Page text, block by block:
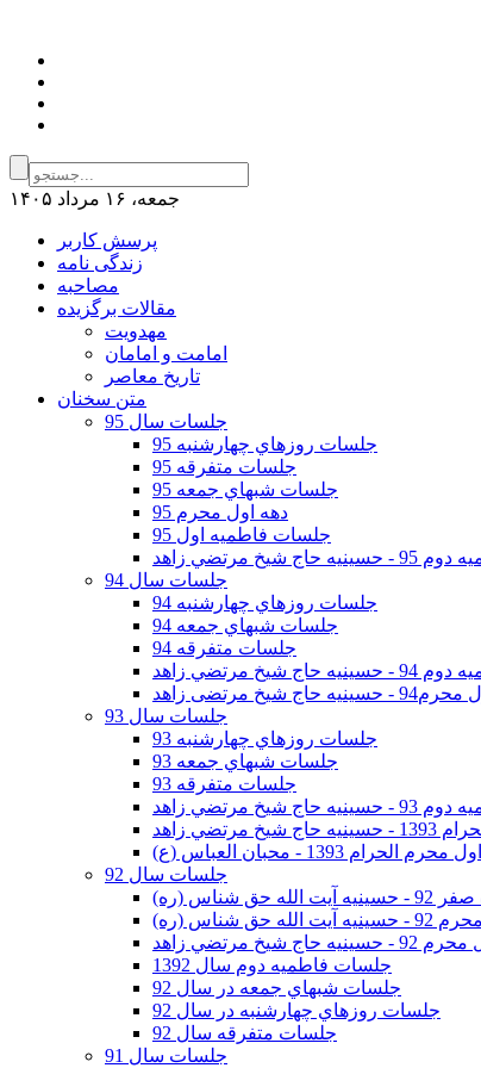
جمعه، ۱۶ مرداد ۱۴۰۵
پرسش کاربر
زندگی نامه
مصاحبه
مقالات برگزیده
مهدویت
امامت و امامان
تاریخ معاصر
متن سخنان
جلسات سال 95
جلسات روزهاي چهارشنبه 95
جلسات متفرقه 95
جلسات شبهاي جمعه 95
دهه اول محرم 95
جلسات فاطمیه اول 95
شيخ مرتضي زاهد
جلسات سال 94
جلسات روزهاي چهارشنبه 94
جلسات شبهاي جمعه 94
جلسات متفرقه 94
شيخ مرتضي زاهد
حاج شیخ مرتضی زاهد
جلسات سال 93
جلسات روزهاي چهارشنبه 93
جلسات شبهاي جمعه 93
جلسات متفرقه 93
شيخ مرتضي زاهد
زاهد
1393 - محبان العباس (ع)
جلسات سال 92
حق شناس (ره)
حق شناس (ره)
حاج شيخ مرتضي زاهد
جلسات فاطميه دوم سال 1392
جلسات شبهاي جمعه در سال 92
جلسات روزهاي چهارشنبه در سال 92
جلسات متفرقه سال 92
جلسات سال 91